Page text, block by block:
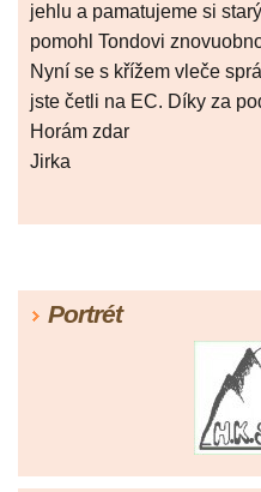
jehlu a pamatujeme si
pomohl Tondovi
Nyní se s křížem vleče
jste četli na EC. Díky za
Horám zdar
Jirka
Portrét